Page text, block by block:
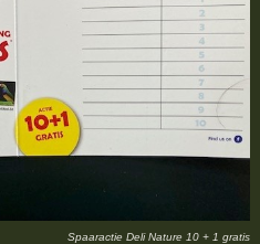
Spaaractie Deli Nature 10 + 1 gratis